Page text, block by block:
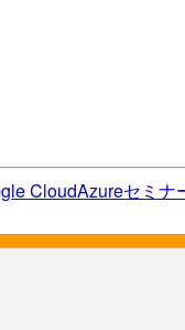
CloudAzureセミナ